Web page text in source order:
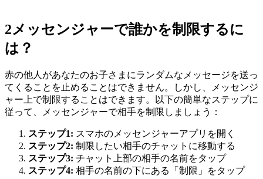
2メッセンジャーで誰かを制限するに
は？
赤の他人があなたのお子さまにランダムなメッセージを送っ
てくることを止めることはできません。しかし、メッセンジ
ャー上で制限することはできます。以下の簡単なステップに
従って、メッセンジャーで相手を制限しましょう：
ステップ1: スマホのメッセンジャーアプリを開く
ステップ2: 制限したい相手のチャットに移動する
ステップ3: チャット上部の相手の名前をタップ
ステップ4: 相手の名前の下にある「制限」をタップ